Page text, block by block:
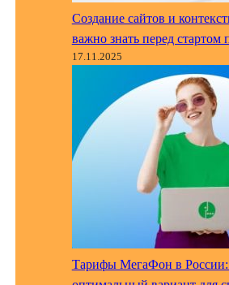
Создание сайтов и
важно знать перед стартом
17.11.2025
Тарифы МегаФон в России: